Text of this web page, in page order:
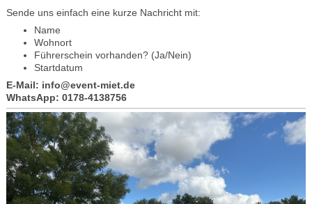
Sende uns einfach eine kurze Nachricht mit:
Name
Wohnort
Führerschein vorhanden? (Ja/Nein)
Startdatum
E-Mail: info@event-miet.de
WhatsApp: 0178-4138756